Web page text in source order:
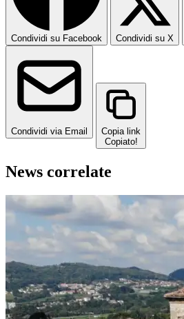
Condividi su Facebook Condividi su X
Condividi via Email
Copia link
Copiato!
News correlate